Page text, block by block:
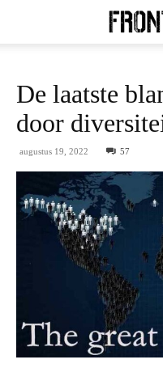
De laatste
door
augustus 19, 2022 57